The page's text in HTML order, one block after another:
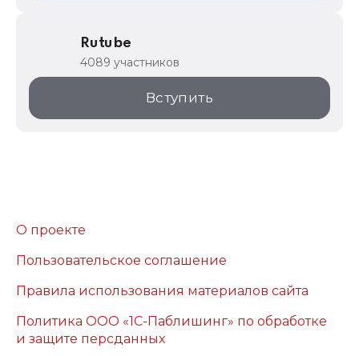
Rutube
4089 участников
Вступить
О проекте
Пользовательское соглашение
Правила использования материалов сайта
Политика ООО «1С-Паблишинг» по обработке
и защите персданных